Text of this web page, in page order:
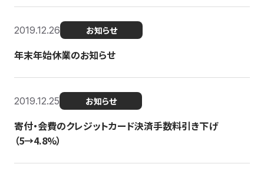
2019.12.26 お知らせ
年末年始休業のお知らせ
2019.12.25 お知らせ
寄付・会費のクレジットカード決済手数料引き下げ
（5→4.8%）